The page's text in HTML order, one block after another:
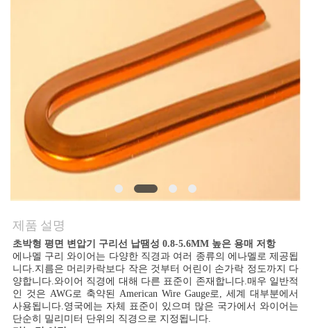
락
주
세
요
제품 설명
초박형 평면 변압기 구리선 납땜성 0.8-5.6MM 높은 용매 저항
에나멜 구리 와이어는 다양한 직경과 여러 종류의 에나멜로 제공됩
니다.지름은 머리카락보다 작은 것부터 어린이 손가락 정도까지 다
양합니다.와이어 직경에 대해 다른 표준이 존재합니다.매우 일반적
인 것은 AWG로 축약된 American Wire Gauge로, 세계 대부분에서
사용됩니다.영국에는 자체 표준이 있으며 많은 국가에서 와이어는
단순히 밀리미터 단위의 직경으로 지정됩니다.